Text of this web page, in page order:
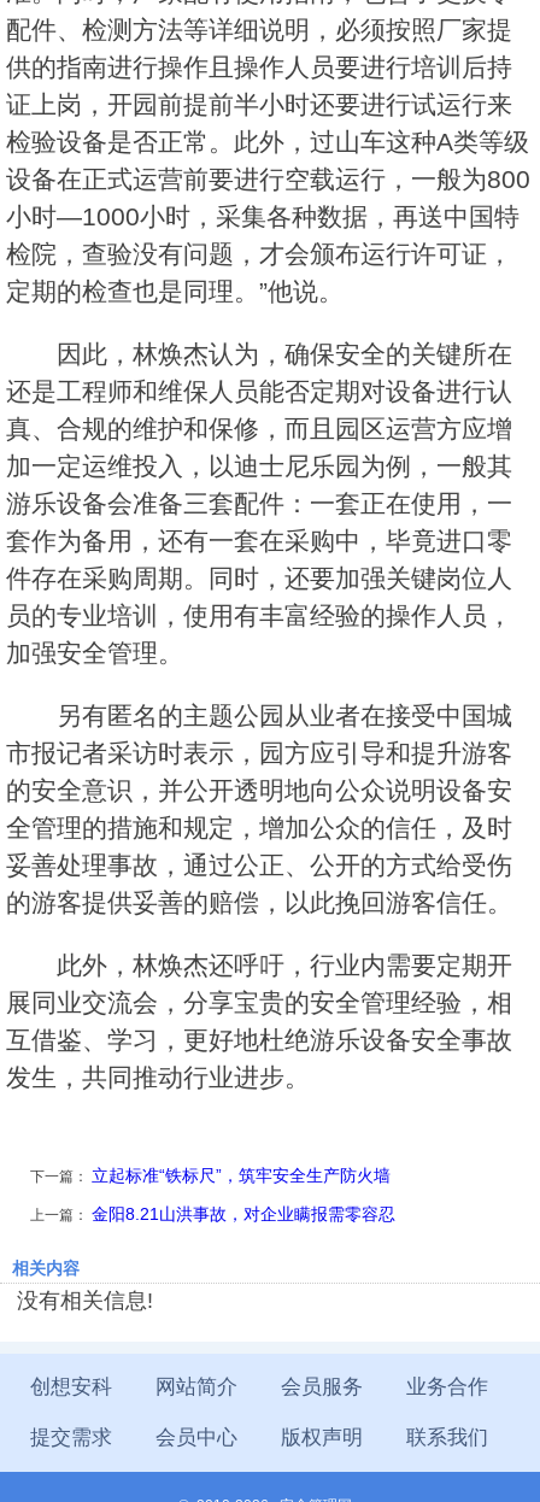
配件、检测方法等详细说明，必须按照厂家提
供的指南进行操作且操作人员要进行培训后持
证上岗，开园前提前半小时还要进行试运行来
检验设备是否正常。此外，过山车这种A类等级
设备在正式运营前要进行空载运行，一般为800
小时—1000小时，采集各种数据，再送中国特
检院，查验没有问题，才会颁布运行许可证，
定期的检查也是同理。”他说。
因此，林焕杰认为，确保安全的关键所在
还是工程师和维保人员能否定期对设备进行认
真、合规的维护和保修，而且园区运营方应增
加一定运维投入，以迪士尼乐园为例，一般其
游乐设备会准备三套配件：一套正在使用，一
套作为备用，还有一套在采购中，毕竟进口零
件存在采购周期。同时，还要加强关键岗位人
员的专业培训，使用有丰富经验的操作人员，
加强安全管理。
另有匿名的主题公园从业者在接受中国城
市报记者采访时表示，园方应引导和提升游客
的安全意识，并公开透明地向公众说明设备安
全管理的措施和规定，增加公众的信任，及时
妥善处理事故，通过公正、公开的方式给受伤
的游客提供妥善的赔偿，以此挽回游客信任。
此外，林焕杰还呼吁，行业内需要定期开
展同业交流会，分享宝贵的安全管理经验，相
互借鉴、学习，更好地杜绝游乐设备安全事故
发生，共同推动行业进步。
下一篇： 立起标准“铁标尺”，筑牢安全生产防火墙
上一篇： 金阳8.21山洪事故，对企业瞒报需零容忍
相关内容
没有相关信息!
创想安科 网站简介 会员服务 业务合作
提交需求 会员中心 版权声明 联系我们